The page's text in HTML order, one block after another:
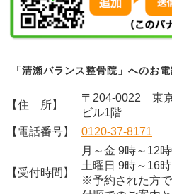
「清瀬バランス整骨院」へのお
【住 所】
〒204-0022 東
ビル1階
【電話番号】
0120-37-8171
【受付時間】
月～金 9時～12
土曜日 9時～16時
※予約された方